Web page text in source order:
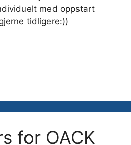
med oppstart
tidligere:))
for OACK